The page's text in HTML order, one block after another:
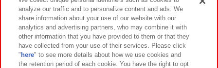
イベント・キャンペーン
関連会社 サステナビリティ サイトポリシー
analyze our traffic and to personalize content and ads. We
share information about your use of our website with our
analytics and advertising partners, who may combine it with
other information that you have provided to them or that they
have collected from your use of their services. Please click
" here" to see more details about how we use cookies and
the retention period of each cookie. You have the right to opt